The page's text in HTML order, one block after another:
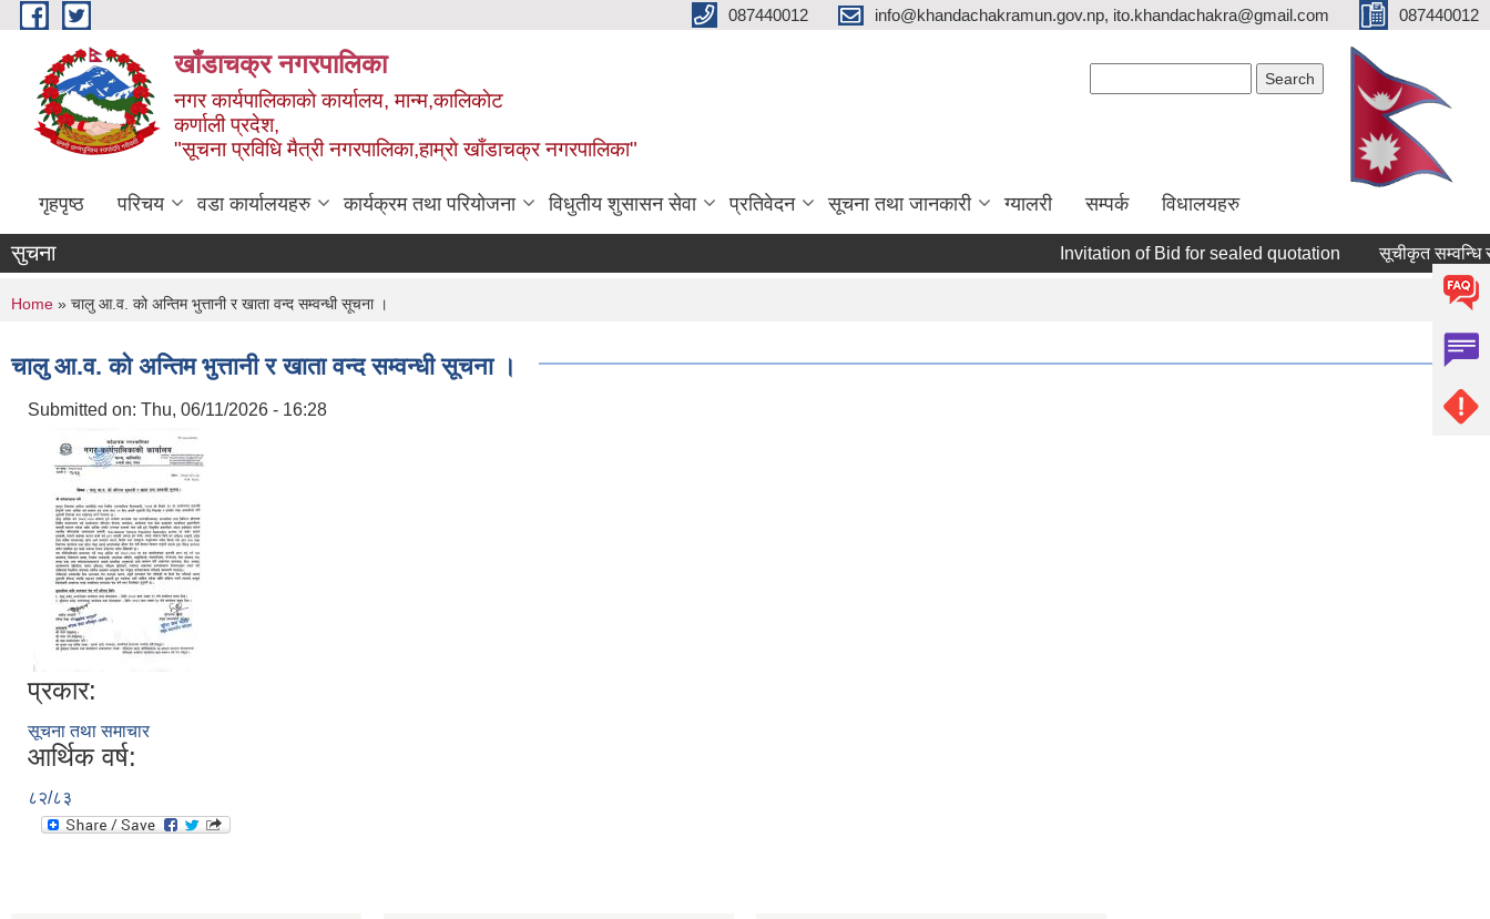
Skip to main content 087440012 info@khandachakramun.gov.np, ito.khandachakra@gmail.com 087440012
खाँडाचक्र नगरपालिका
नगर कार्यपालिकाकाे कार्यालय, मान्म,कालिकाेट
क‍र्णाली प्रदेश,
"सूचना प्रविधि मैत्री नगरपालिका,हाम्राे खाँडाचक्र नगरपालिका"
गृहपृष्ठ परिचय वडा कार्यालयहरु कार्यक्रम तथा परियोजना विधुतीय शुसासन सेवा प्रतिवेदन सूचना तथा जानकारी ग्यालरी सम्पर्क विधालयहरु
सुचना Invitation of Bid for sealed quotation सूचीकृत सम्वन्धि
You are here
Home » चालु आ.व. को अन्तिम भुत्तानी र खाता वन्द सम्वन्धी सूचना ।
चालु आ.व. को अन्तिम भुत्तानी र खाता वन्द सम्वन्धी सूचना ।
Submitted on: Thu, 06/11/2026 - 16:28
प्रकार:
सूचना तथा समाचार
आर्थिक वर्ष:
८२/८३